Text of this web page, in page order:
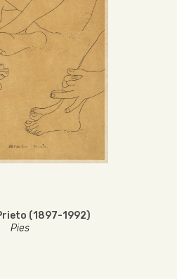
(1897-1992)
Pies